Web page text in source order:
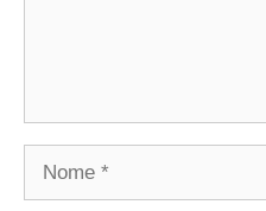
Nome